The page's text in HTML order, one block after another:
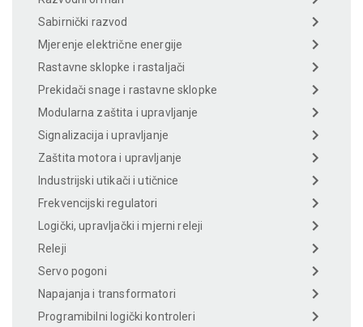
Sabirnički razvod
Mjerenje električne energije
Rastavne sklopke i rastaljači
Prekidači snage i rastavne sklopke
Modularna zaštita i upravljanje
Signalizacija i upravljanje
Zaštita motora i upravljanje
Industrijski utikači i utičnice
Frekvencijski regulatori
Logički, upravljački i mjerni releji
Releji
Servo pogoni
Napajanja i transformatori
Programibilni logički kontroleri